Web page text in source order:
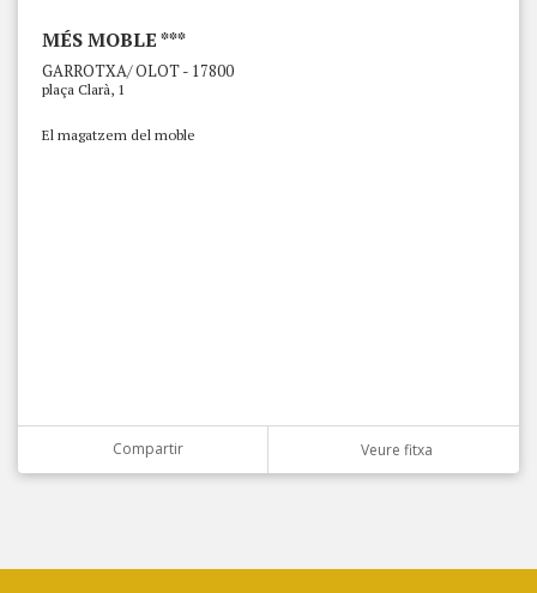
MÉS MOBLE ***
GARROTXA/ OLOT - 17800
plaça Clarà, 1
El magatzem del moble
Compartir Veure fitxa